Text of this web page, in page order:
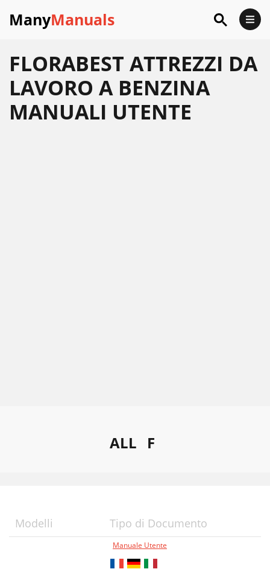
ManyManuals
FLORABEST ATTREZZI DA
LAVORO A BENZINA
MANUALI UTENTE
ALL F
Modelli Tipo di Documento
Manuale Utente